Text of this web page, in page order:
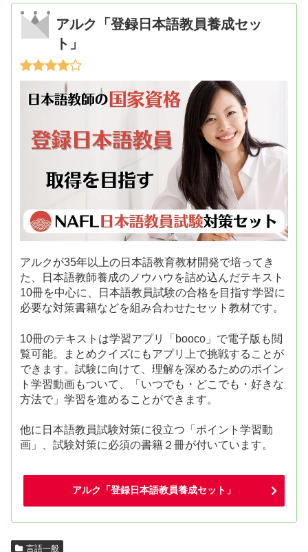
アルク「登録日本語教員養成セッ
ト」
アルクが35年以上の日本語教育教材開発で培ってき
た、日本語教師養成のノウハウを詰め込んだテキスト
10冊を中心に、日本語教員試験の合格を目指す学習に
必要な対策書籍などを組み合わせたセット教材です。
10冊のテキストは学習アプリ「booco」で電子版も閲
覧可能。まとめクイズにもアプリ上で挑戦することが
できます。試験に向けて、理解を深めるためのポイン
ト学習動画もついて、「いつでも・どこでも・好きな
方法で」学習を進めることができます。
他に日本語教員試験対策に役立つ「ポイント学習動
画」、試験対策に必須の書籍２冊が付いています。
アルク「登録日本語教員養成セット」
言語一般